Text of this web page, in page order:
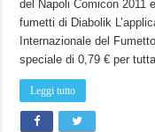
del Napoli Comicon 2011
fumetti di Diabolik
Internazionale del
speciale di 0,79 € per
Leggi tutto